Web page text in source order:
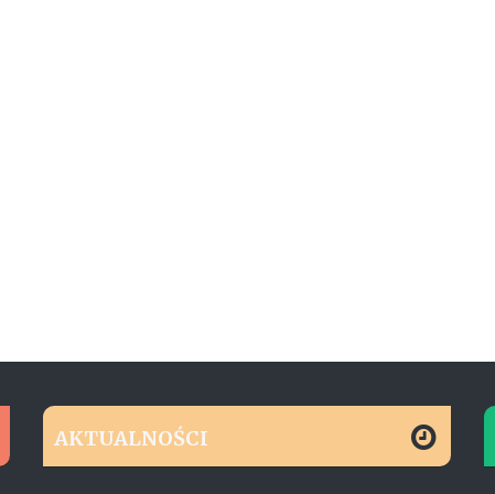
AKTUALNOŚCI